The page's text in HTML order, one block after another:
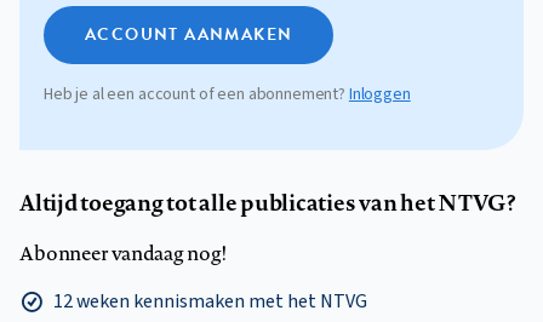
ACCOUNT AANMAKEN
Heb je al een account of een abonnement? Inloggen
Altijd toegang tot alle publicaties van het NTVG?
Abonneer vandaag nog!
12 weken kennismaken met het NTVG